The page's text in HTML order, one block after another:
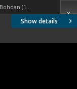
Show details
Pniewski, Bohdan (1897-1965). Autor